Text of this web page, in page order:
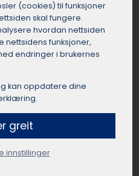
er takstmannens
markedspris i
Hauknes gjør en
standard,
salg. Verdivurderinger
små. Automatiske
Hauknes sine
verditakster. Vær
(cookies) til funksjoner
skal fungere.
hvordan nettsiden
nettsidens funksjoner,
endringer i brukernes
kan oppdatere dine
greit
innstillinger